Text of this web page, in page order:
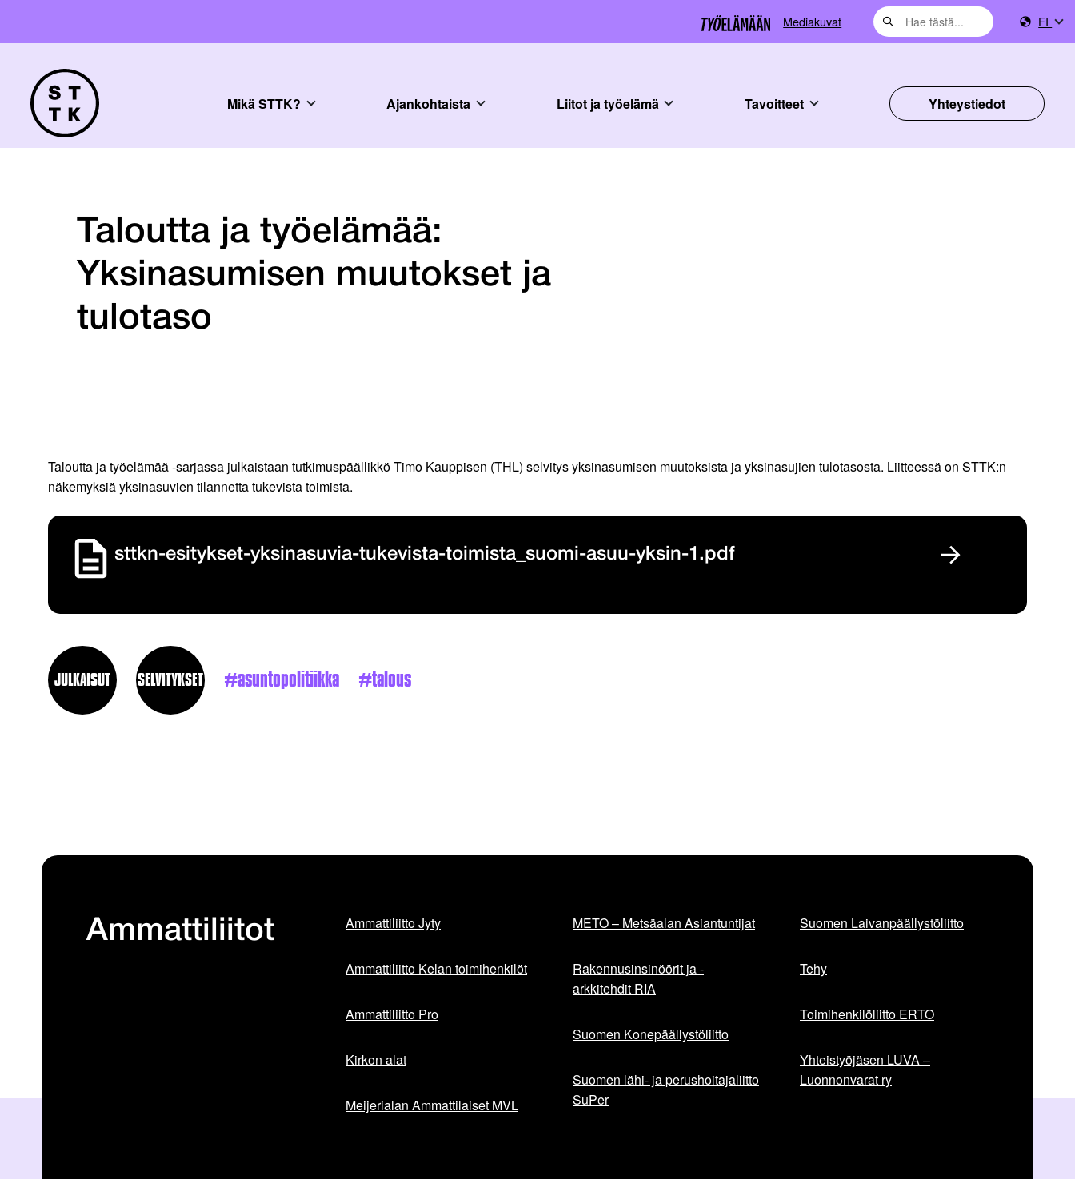
Mediakuvat FI
Mikä STTK? Ajankohtaista Liitot ja työelämä Tavoitteet Yhteystiedot
Taloutta ja työelämää:
Yksinasumisen muutokset ja
tulotaso
Taloutta ja työelämää -sarjassa julkaistaan tutkimuspäällikkö Timo Kauppisen (THL) selvitys yksinasumisen muutoksista ja yksinasujien tulotasosta. Liitteessä on STTK:n
näkemyksiä yksinasuvien tilannetta tukevista toimista.
sttkn-esitykset-yksinasuvia-tukevista-toimista_suomi-asuu-yksin-1.pdf
JULKAISUT SELVITYKSET asuntopolitiikka talous
Ammattiliitot Ammattiliitto Jyty
Ammattiliitto Kelan toimihenkilöt
Ammattiliitto Pro
Kirkon alat
Meijerialan Ammattilaiset MVL
METO – Metsäalan Asiantuntijat
Rakennusinsinöörit ja -
arkkitehdit RIA
Suomen Konepäällystöliitto
Suomen lähi- ja perushoitajaliitto
SuPer
Suomen Laivanpäällystöliitto
Tehy
Toimihenkilöliitto ERTO
Yhteistyöjäsen LUVA –
Luonnonvarat ry